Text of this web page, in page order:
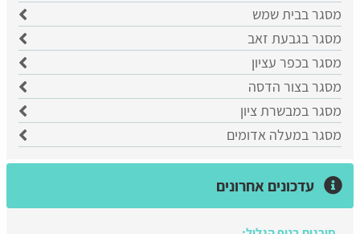
מסגר בבית שמש
מסגר בגבעת זאב
מסגר בכפר עציון
מסגר בצור הדסה
מסגר במבשרת ציון
מסגר במעלה אדומים
עדכונים אחרונים
סורגים בנוף הגליל: